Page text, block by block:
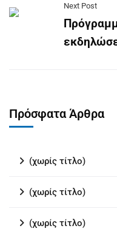
Next Post
Πρόσφατα Άρθρα
(χωρίς τίτλο)
(χωρίς τίτλο)
(χωρίς τίτλο)